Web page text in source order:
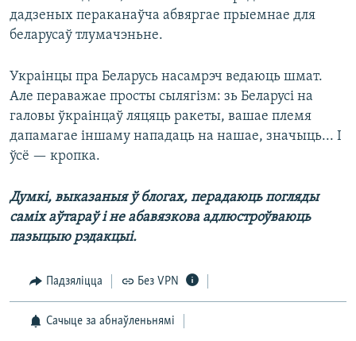
дадзеных пераканаўча абвяргае прыемнае для
беларусаў тлумачэньне.
Украінцы пра Беларусь насамрэч ведаюць шмат.
Але пераважае просты сылягізм: зь Беларусі на
галовы ўкраінцаў ляцяць ракеты, вашае племя
дапамагае іншаму нападаць на нашае, значыць... І
ўсё — кропка.
Думкі, выказаныя ў блогах, перадаюць погляды
саміх аўтараў і не абавязкова адлюстроўваюць
пазыцыю рэдакцыі.
Падзяліцца Без VPN
Сачыце за абнаўленьнямі